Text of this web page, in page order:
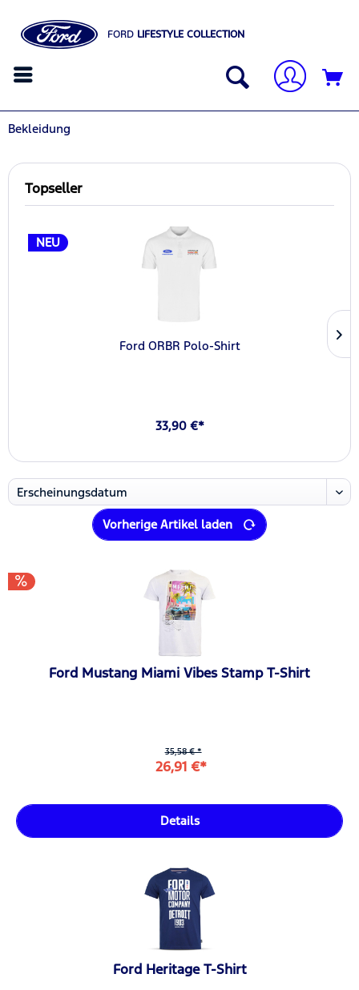
FORD LIFESTYLE COLLECTION
Bekleidung
Topseller
NEU
Ford ORBR Polo-Shirt
33,90 €*
Vorherige Artikel laden
Ford Mustang Miami Vibes Stamp T-Shirt
35,58 € *
26,91 €*
Details
Ford Heritage T-Shirt